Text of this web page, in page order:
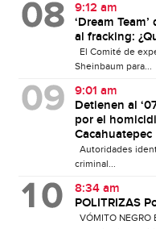
9:12 am
‘Dream
al fracking:
El Comité de
Sheinbaum para...
9:01 am
Detienen al
por el
Cacahuatepec
Autoridades
criminal...
8:34 am
POLITRIZAS
VÓMITO